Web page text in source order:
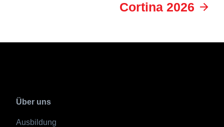
Cortina 2026
Über uns
Ausbildung